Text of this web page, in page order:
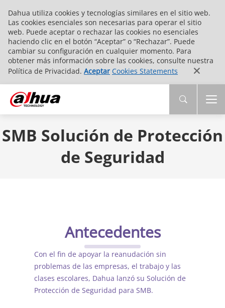
Dahua utiliza cookies y tecnologías similares en el sitio web.
Las cookies esenciales son necesarias para operar el sitio
web. Puede aceptar o rechazar las cookies no esenciales
haciendo clic en el botón “Aceptar” o “Rechazar”. Puede
cambiar su configuración en cualquier momento. Para
obtener más información sobre las cookies, consulte nuestra
Política de Privacidad. Aceptar Cookies Statements
SMB Solución de Protección
de Seguridad
Antecedentes
Con el fin de apoyar la reanudación sin
problemas de las empresas, el trabajo y las
clases escolares, Dahua lanzó su Solución de
Protección de Seguridad para SMB.